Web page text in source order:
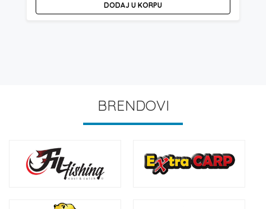
DODAJ U KORPU
BRENDOVI